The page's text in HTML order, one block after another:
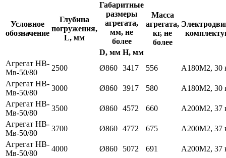
Условное
обозначение
Глубина
погружения,
L, мм
Габаритные
размеры
агрегата,
мм, не
более
Масса
агрегата,
кг, не
более
D, мм Н, мм
Агрегат НВ-
Мв-50/80
2500 Ø860 3417 556
А180М2, 30
Агрегат НВ-
Мв-50/80
3000 Ø860 3917 580
А180М2, 30
Агрегат НВ-
Мв-50/80
3500 Ø860 4572 660
А200М2, 37
Агрегат НВ-
Мв-50/80
3700 Ø860 4772 675
А200М2, 37
Агрегат НВ-
Мв-50/80
4000 Ø860 5072 691 А200М2, 37